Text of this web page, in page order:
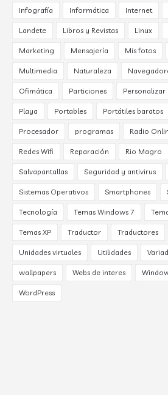
Infografía Informática Internet
Landete Libros y Revistas Linux
Marketing Mensajería Mis fotos
Multimedia Naturaleza
Ofimática Particiones Personalizar
Playa Portables Portátiles baratos
Procesador programas Radio
Redes Wifi Reparación Rio Magro
Salvapantallas Seguridad y antivirus
Sistemas Operativos Smartphones
Tecnología Temas Windows 7
Temas XP Traductor Traductores
Unidades virtuales Utilidades
wallpapers Webs de interes
WordPress